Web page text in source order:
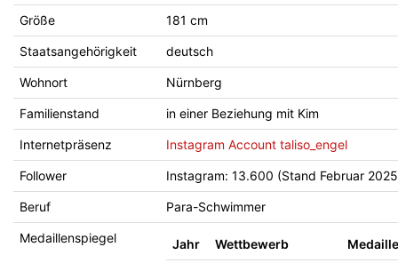
Größe 181 cm
Staatsangehörigkeit deutsch
Wohnort Nürnberg
Familienstand in einer Beziehung mit Kim
Internetpräsenz Instagram Account taliso_engel
Follower Instagram: 13.600 (Stand Februar
Beruf Para-Schwimmer
Medaillenspiegel Jahr Wettbewerb Medaille